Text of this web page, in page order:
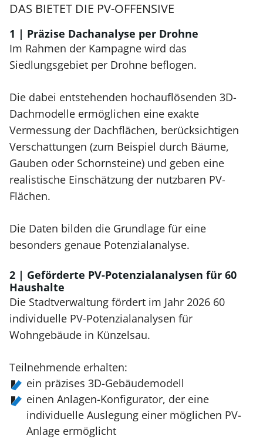
DAS BIETET DIE PV-OFFENSIVE
1 | Präzise Dachanalyse per Drohne
Im Rahmen der Kampagne wird das
Siedlungsgebiet per Drohne beflogen.
Die dabei entstehenden hochauflösenden 3D-
Dachmodelle ermöglichen eine exakte
Vermessung der Dachflächen, berücksichtigen
Verschattungen (zum Beispiel durch Bäume,
Gauben oder Schornsteine) und geben eine
realistische Einschätzung der nutzbaren PV-
Flächen.
Die Daten bilden die Grundlage für eine
besonders genaue Potenzialanalyse.
2 | Geförderte PV-Potenzialanalysen für 60
Haushalte
Die Stadtverwaltung fördert im Jahr 2026 60
individuelle PV-Potenzialanalysen für
Wohngebäude in Künzelsau.
Teilnehmende erhalten:
ein präzises 3D-Gebäudemodell
einen Anlagen-Konfigurator, der eine
individuelle Auslegung einer möglichen PV-
Anlage ermöglicht